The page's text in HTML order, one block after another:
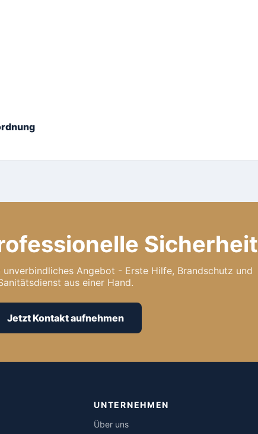
Sicherheit
unverbindliches Angebot - Erste Hilfe, Brandschutz und
aus einer Hand.
Jetzt Kontakt aufnehmen
UNTERNEHMEN
Über uns